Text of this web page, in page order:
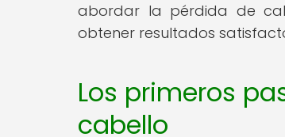
abordar la pérdida de
obtener resultados
Los primeros
cabello